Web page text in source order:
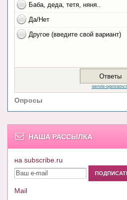
Опросы
НАША РАССЫЛКА
на subscribe.ru
Mail